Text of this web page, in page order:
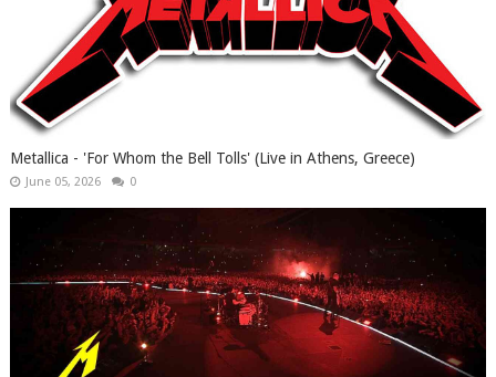
Metallica - 'For Whom the Bell Tolls' (Live in Athens, Greece)
June 05, 2026 0